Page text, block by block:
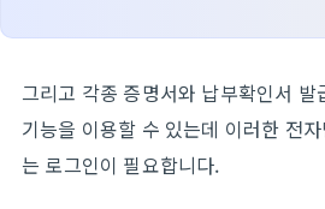
그리고 각종 증명서와 납부확인서
기능을 이용할 수 있는데 이러한 전
는 로그인이 필요합니다.